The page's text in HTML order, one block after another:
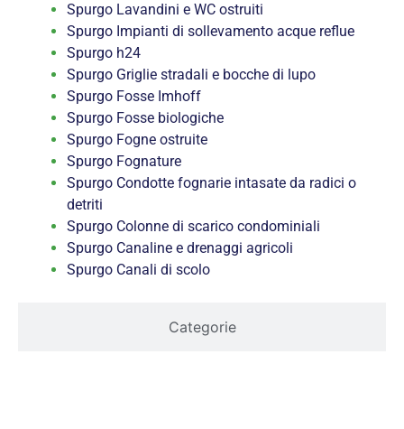
Categorie
Spurgo Lavandini e WC ostruiti
Spurgo Impianti di sollevamento acque reflue
Spurgo h24
Spurgo Griglie stradali e bocche di lupo
Spurgo Fosse Imhoff
Spurgo Fosse biologiche
Spurgo Fogne ostruite
Spurgo Fognature
Spurgo Condotte fognarie intasate da radici o
detriti
Spurgo Colonne di scarico condominiali
Spurgo Canaline e drenaggi agricoli
Spurgo Canali di scolo